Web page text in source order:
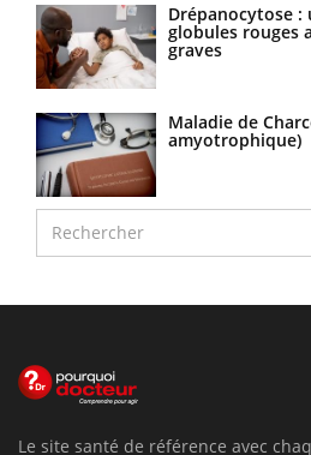
Drépanocytose
globules rouges
graves
Maladie de
amyotrophique)
Le site santé de référence avec